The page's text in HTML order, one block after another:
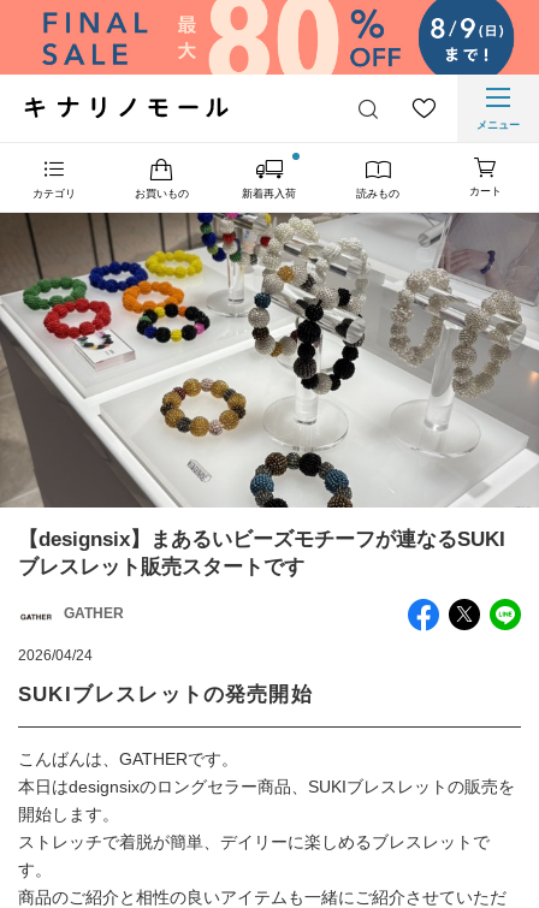
メニュー
カテゴリ お買いもの 新着再入荷 読みもの カート
【designsix】まあるいビーズモチーフが連なるSUKI
ブレスレット販売スタートです
GATHER
2026/04/24
SUKIブレスレットの発売開始
こんばんは、GATHERです。
本日はdesignsixのロングセラー商品、SUKIブレスレットの販売を
開始します。
ストレッチで着脱が簡単、デイリーに楽しめるブレスレットで
す。
商品のご紹介と相性の良いアイテムも一緒にご紹介させていただ